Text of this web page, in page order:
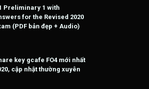
Preliminary 1 with
for the Revised 2020
(PDF bản đẹp + Audio)
key gcafe FO4 mới nhất
cập nhật thường xuyên